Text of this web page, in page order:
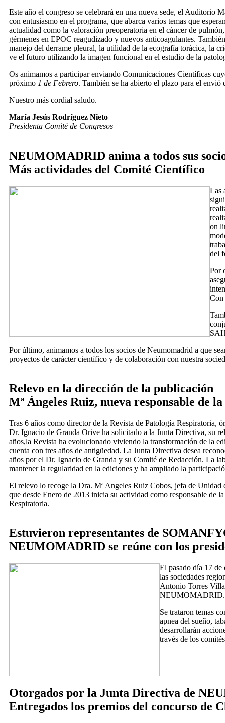
Este año el congreso se celebrará en una nueva sede, el Auditorio
con entusiasmo en el programa, que abarca varios temas que
actualidad como la valoración preoperatoria en el cáncer de
gérmenes en EPOC reagudizado y nuevos anticoagulantes.
manejo del derrame pleural, la utilidad de la ecografía torácica, la
ve el futuro utilizando la imagen funcional en el estudio de la
Os animamos a participar enviando Comunicaciones Científicas
próximo 1 de Febrero. También se ha abierto el plazo para el
Nuestro más cordial saludo.
María Jesús Rodríguez Nieto
Presidenta Comité de Congresos
NEUMOMADRID anima a todos sus
Más actividades del Comité Científico
Las
on
del
Por
Con
Por último, animamos a todos los socios de Neumomadrid a que
proyectos de carácter científico y de colaboración con nuestra
Relevo en la dirección de la publicación
Mª Ángeles Ruiz, nueva responsable de
Tras 6 años como director de la Revista de Patología
Dr. Ignacio de Granda Orive ha solicitado a la Junta Directiva, su
años,la Revista ha evolucionado viviendo la transformación de la
cuenta con tres años de antigüedad. La Junta Directiva desea
años por el Dr. Ignacio de Granda y su Comité de Redacción. La
mantener la regularidad en la ediciones y ha ampliado la
El relevo lo recoge la Dra. Mª Angeles Ruiz Cobos, jefa de
que desde Enero de 2013 inicia su actividad como responsable de
Respiratoria.
Estuvieron representantes de
NEUMOMADRID se reúne con los
El pasado día 17
las sociedades
Antonio Torres
NEUMOMADRID.
Se trataron temas
apnea del sueño,
desarrollarán
través de los
Otorgados por la Junta Directiva de
Entregados los premios del concurso de